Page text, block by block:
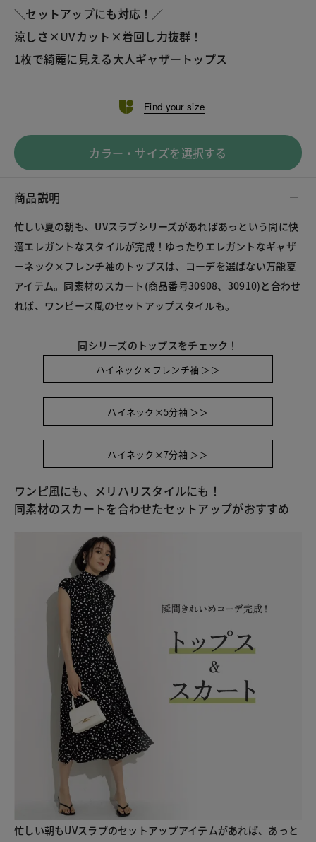
＼セットアップにも対応！／
涼しさ×UVカット×着回し力抜群！
1枚で綺麗に見える大人ギャザートップス
Find your size
カラー・サイズを選択する
商品説明
忙しい夏の朝も、UVスラブシリーズがあればあっという間に快
適エレガントなスタイルが完成！ゆったりエレガントなギャザ
ーネック×フレンチ袖のトップスは、コーデを選ばない万能夏
アイテム。同素材のスカート(商品番号30908、30910)と合わせ
れば、ワンピース風のセットアップスタイルも。
同シリーズのトップスをチェック！
ハイネック×フレンチ袖 ＞＞
ハイネック×5分袖 ＞＞
ハイネック×7分袖 ＞＞
ワンピ風にも、メリハリスタイルにも！
同素材のスカートを合わせたセットアップがおすすめ
忙しい朝もUVスラブのセットアップアイテムがあれば、あっと
LINE X